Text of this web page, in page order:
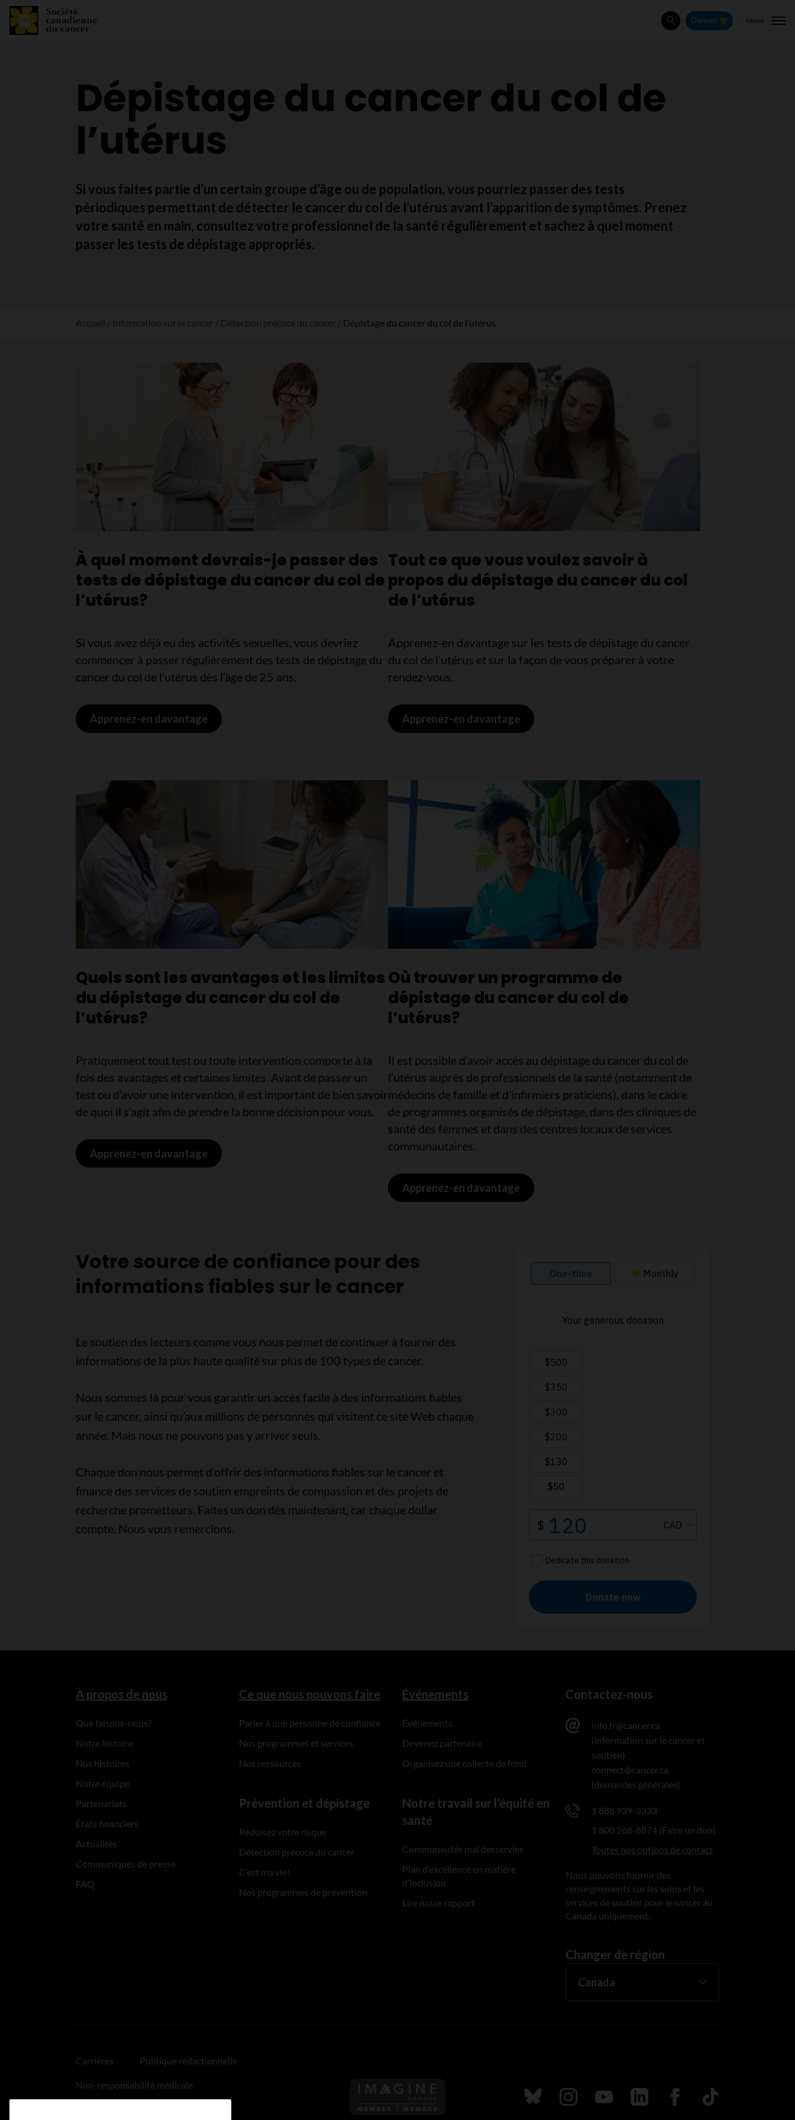
Rechercher
Donnez Menu
Dépistage du cancer du col de
l’utérus
Si vous faites partie d’un certain groupe d’âge ou de population, vous pourriez passer des tests
périodiques permettant de détecter le cancer du col de l’utérus avant l’apparition de symptômes. Prenez
votre santé en main, consultez votre professionnel de la santé régulièrement et sachez à quel moment
passer les tests de dépistage appropriés.
Accueil Information sur le cancer Détection précoce du cancer Dépistage du cancer du col de l’utérus
À quel moment devrais-je passer des
tests de dépistage du cancer du col de
l’utérus?
Si vous avez déjà eu des activités sexuelles, vous devriez
commencer à passer régulièrement des tests de dépistage du
cancer du col de l’utérus dès l’âge de 25 ans.
Apprenez-en davantage
Tout ce que vous voulez savoir à
propos du dépistage du cancer du col
de l’utérus
Apprenez-en davantage sur les tests de dépistage du cancer
du col de l’utérus et sur la façon de vous préparer à votre
rendez-vous.
Apprenez-en davantage
Quels sont les avantages et les limites
du dépistage du cancer du col de
l’utérus?
Pratiquement tout test ou toute intervention comporte à la
fois des avantages et certaines limites. Avant de passer un
test ou d’avoir une intervention, il est important de bien savoir
de quoi il s’agit afin de prendre la bonne décision pour vous.
Apprenez-en davantage
Où trouver un programme de
dépistage du cancer du col de
l’utérus?
Il est possible d’avoir accès au dépistage du cancer du col de
l’utérus auprès de professionnels de la santé (notamment de
médecins de famille et d’infirmiers praticiens), dans le cadre
de programmes organisés de dépistage, dans des cliniques de
santé des femmes et dans des centres locaux de services
communautaires.
Apprenez-en davantage
Votre source de confiance pour des
informations fiables sur le cancer
Le soutien des lecteurs comme vous nous permet de continuer à fournir des
informations de la plus haute qualité sur plus de 100 types de cancer.
Nous sommes là pour vous garantir un accès facile à des informations fiables
sur le cancer, ainsi qu’aux millions de personnes qui visitent ce site Web chaque
année. Mais nous ne pouvons pas y arriver seuls.
Chaque don nous permet d’offrir des informations fiables sur le cancer et
finance des services de soutien empreints de compassion et des projets de
recherche prometteurs. Faites un don dès maintenant, car chaque dollar
compte. Nous vous remercions.
À propos de nous
Que faisons-nous?
Notre histoire
Nos histoires
Notre équipe
Partenariats
États financiers
Actualités
Communiqués de presse
FAQ
Ce que nous pouvons faire
Parler à une personne de confiance
Nos programmes et services
Nos ressources
Prévention et dépistage
Réduisez votre risque
Détection précoce du cancer
C’est ma vie!
Nos programmes de prévention
Événements
Événements
Devenez partenaire
Organisez une collecte de fond
Notre travail sur l’équité en
santé
Communautés mal desservies
Plan d’excellence en matière
d’inclusion
Lire notre rapport
Contactez-nous
info.fr@cancer.ca
(information sur le cancer et
soutien)
connect@cancer.ca
(demandes générales)
1 888 939-3333
1 800 268-8874 (Faire un don)
Toutes nos options de contact
Nous pouvons fournir des
renseignements sur les soins et les
services de soutien pour le cancer au
Canada uniquement.
Changer de région
Carrières Politique rédactionnelle
Non-responsabilité médicale
Suivez nous sur Bluesky
Suivez nous sur Instagram
Suivez nous sur Youtube
Suivez nous sur LinkedIn
Suivez nous sur
TikTok